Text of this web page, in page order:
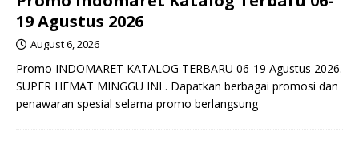
19 Agustus 2026
August 6, 2026
Promo INDOMARET KATALOG TERBARU 06-19 Agustus 2026.
SUPER HEMAT MINGGU INI . Dapatkan berbagai promosi dan
penawaran spesial selama promo berlangsung